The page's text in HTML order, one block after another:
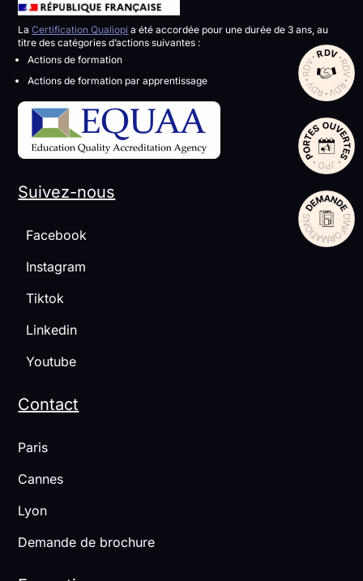
LaCertification Qualiopi a été accordée pour une durée de 3 ans, au
titre des catégories d’actions suivantes :
Actions de formation
Actions de formation par apprentissage
Suivez-nous
Facebook
Instagram
Tiktok
Linkedin
Youtube
Contact
Paris
Cannes
Lyon
Demande de brochure